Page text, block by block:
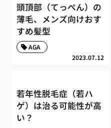
頭頂部（てっぺん）の
薄毛、メンズ向けおす
すめ髪型
2023.07.12
AGA
若年性脱毛症（若ハ
ゲ）は治る可能性が高
い？